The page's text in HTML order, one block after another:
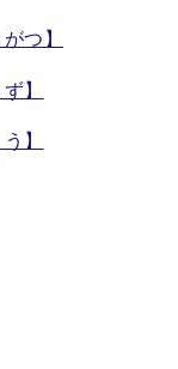
つ】
】
】